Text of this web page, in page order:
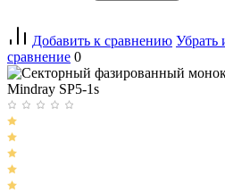
Добавить к сравнению Убрать
сравнение 0